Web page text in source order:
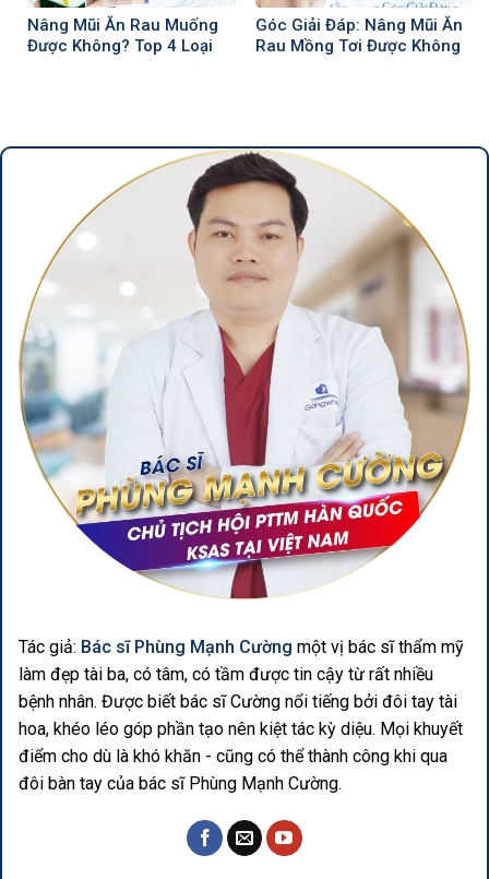
Nâng Mũi Ăn Rau Muống
Được Không? Top 4 Loại
Góc Giải Đáp: Nâng Mũi Ăn
Rau Mồng Tơi Được Không
Tác giả: Bác sĩ Phùng Mạnh Cường một vị bác sĩ thẩm mỹ
làm đẹp tài ba, có tâm, có tầm được tin cậy từ rất nhiều
bệnh nhân. Được biết bác sĩ Cường nổi tiếng bởi đôi tay tài
hoa, khéo léo góp phần tạo nên kiệt tác kỳ diệu. Mọi khuyết
điểm cho dù là khó khăn - cũng có thể thành công khi qua
đôi bàn tay của bác sĩ Phùng Mạnh Cường.